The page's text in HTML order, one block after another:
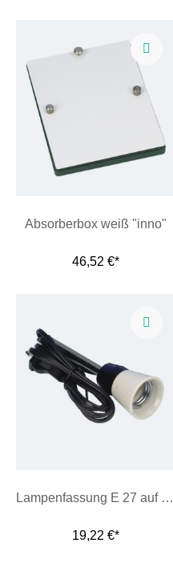
Absorberbox weiß "inno"
46,52 €*
Lampenfassung E 27 auf Stiel
19,22 €*